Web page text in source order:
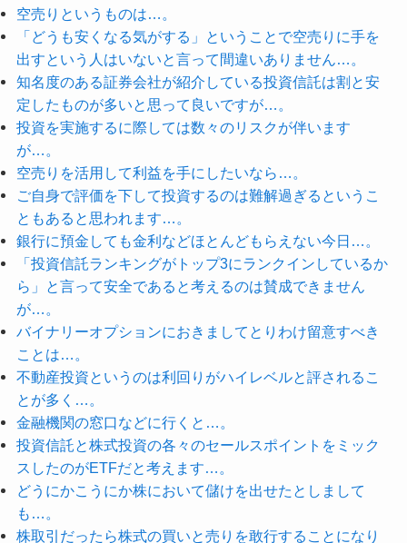
空売りというものは…。
「どうも安くなる気がする」ということで空売りに手を
出すという人はいないと言って間違いありません…。
知名度のある証券会社が紹介している投資信託は割と安
定したものが多いと思って良いですが…。
投資を実施するに際しては数々のリスクが伴います
が…。
空売りを活用して利益を手にしたいなら…。
ご自身で評価を下して投資するのは難解過ぎるというこ
ともあると思われます…。
銀行に預金しても金利などほとんどもらえない今日…。
「投資信託ランキングがトップ3にランクインしているか
ら」と言って安全であると考えるのは賛成できません
が…。
バイナリーオプションにおきましてとりわけ留意すべき
ことは…。
不動産投資というのは利回りがハイレベルと評されるこ
とが多く…。
金融機関の窓口などに行くと…。
投資信託と株式投資の各々のセールスポイントをミック
スしたのがETFだと考えます…。
どうにかこうにか株において儲けを出せたとしまして
も…。
株取引だったら株式の買いと売りを敢行することになり